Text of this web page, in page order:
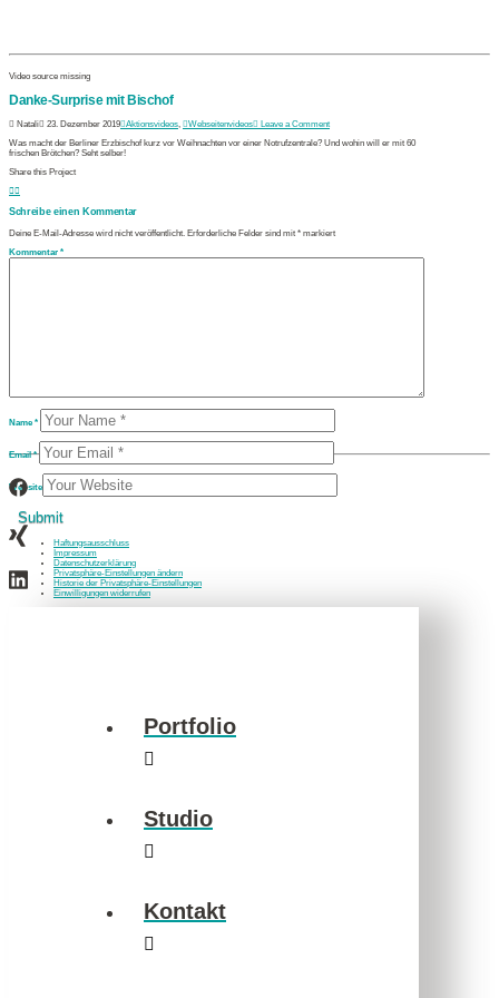
Video source missing
Danke-Surprise mit Bischof
Natali 23. Dezember 2019 Aktionsvideos, Webseitenvideos
Leave a Comment
Was macht der Berliner Erzbischof kurz vor Weihnachten vor einer Notrufzentrale? Und wohin will er mit 60
frischen Brötchen? Seht selber!
Share this Project
Schreibe einen Kommentar
Deine E-Mail-Adresse wird nicht veröffentlicht. Erforderliche Felder sind mit * markiert
Kommentar *
Name*
Email*
Website
Haftungsausschluss
Impressum
Datenschutzerklärung
Privatsphäre-Einstellungen ändern
Historie der Privatsphäre-Einstellungen
Einwilligungen widerrufen
Portfolio
Studio
Kontakt